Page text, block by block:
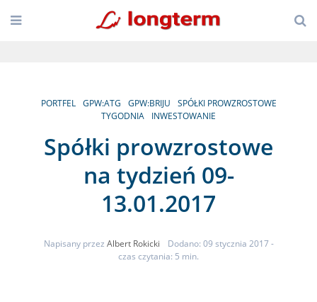
PORTFEL GPW:ATG GPW:BRIJU
SPÓŁKI PROWZROSTOWE
TYGODNIA
INWESTOWANIE
Spółki prowzrostowe
na tydzień 09-
13.01.2017
Napisany przez Albert Rokicki Dodano: 09 stycznia 2017 -
czas czytania: 5 min.